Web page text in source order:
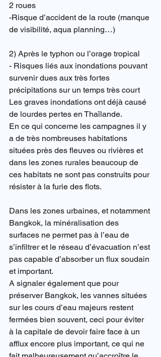
2 roues
-Risque d’accident de la route (manque
de visibilité, aqua planning…)
2) Après le typhon ou l’orage tropical
- Risques liés aux inondations pouvant
survenir dues aux très fortes
précipitations sur un temps très court
Les graves inondations ont déjà causé
de lourdes pertes en Thaïlande.
En ce qui concerne les campagnes il y
a de très nombreuses habitations
situées près des fleuves ou rivières et
dans les zones rurales beaucoup de
ces habitats ne sont pas construits pour
résister à la furie des flots.
Dans les zones urbaines, et notamment
Bangkok, la minéralisation des
surfaces ne permet pas à l’eau de
s’infiltrer et le réseau d’évacuation n’est
pas capable d’absorber un flux soudain
et important.
A signaler également que pour
préserver Bangkok, les vannes situées
sur les cours d’eau majeurs restent
fermées bien souvent, ceci pour éviter
à la capitale de devoir faire face à un
afflux encore plus important, ce qui ne